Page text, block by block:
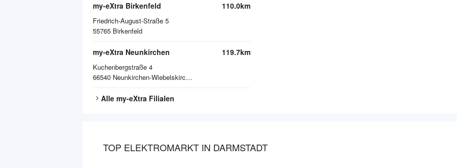
my-eXtra Birkenfeld
Friedrich-August-Straße 5
55765 Birkenfeld
110.0km
my-eXtra Neunkirchen
Kuchenbergstraße 4
66540 Neunkirchen-Wiebelskirchen
119.7km
Alle my-eXtra Filialen
TOP ELEKTROMARKT IN DARMSTADT